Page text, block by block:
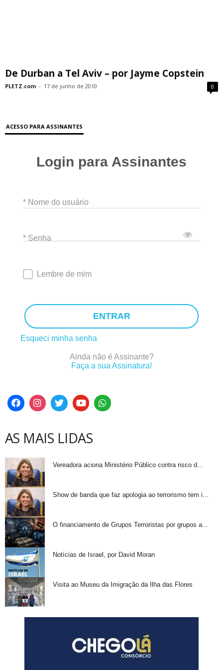
De Durban a Tel Aviv – por Jayme Copstein
PLETZ.com - 17 de junho de 2010 0
ACESSO PARA ASSINANTES
Login para Assinantes
* Nome do usuário
* Senha
Lembre de mim
ENTRAR
Esqueci minha senha
Ainda não é Assinante?
Faça a sua Assinatura!
AS MAIS LIDAS
Vereadora aciona Ministério Público contra risco d...
Show de banda que faz apologia ao terrorismo tem i...
O financiamento de Grupos Terroristas por grupos a...
Notícias de Israel, por David Moran
Visita ao Museu da Imigração da Ilha das Flores